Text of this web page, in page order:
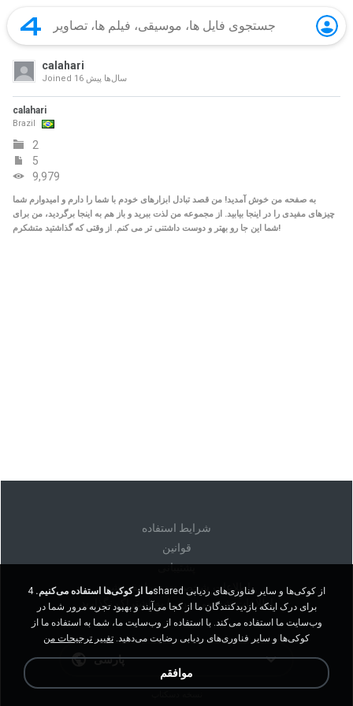
calahari
Joined 16 سال‌ها پیش
calahari
Brazil
2
5
9,979
به صفحه من خوش آمدید! من قصد تبادل ابزارهای خودم با شما را دارم و امیدوارم شما
چیزهای مفیدی را در اینجا بیابید. از مجموعه من لذت ببرید و باز هم به اینجا برگردید، من برای
شما این جا رو بهتر و دوست داشتنی تر می کنم. از وقتی که گذاشتید متشکرم!
شرايط استفاده
قوانين
پشتیبانی
اطلاعات شخصی من را نفروشید
اطلاعات شخصی من را به اشتراک نگذارید
پارسی
ما از کوکی‌ها استفاده می‌کنیم. 4shared از کوکی‌ها و سایر فناوری‌های ردیابی
برای درک اینکه بازدیدکنندگان ما از کجا می‌آیند و بهبود تجربه مرور شما در
وب‌سایت ما استفاده می‌کند. با استفاده از وب‌سایت ما، شما به استفاده ما از
کوکی‌ها و سایر فناوری‌های ردیابی رضایت می‌دهید. تغییر ترجیحات من
موافقم